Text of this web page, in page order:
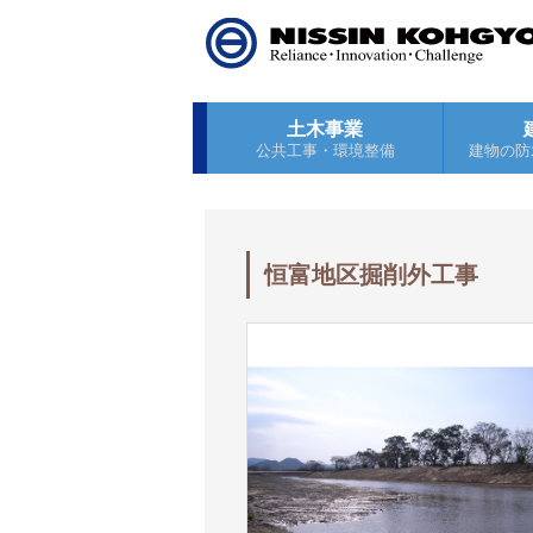
土木事業
公共工事・環境整備 建物の
恒富地区掘削外工事